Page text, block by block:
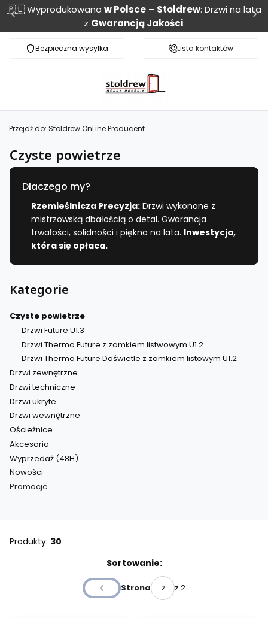
🇵🇱 Wyprodukowano w Polsce – Stoldrew: Drzwi na lata
z Gwarancją Jakości.
Bezpieczna wysyłka Monitoring przesyłki
Lista kontaktów
Przejdź do: Stoldrew OnLine Producent drzwi wewnętrznych i zewnętrznych
Czyste powietrze
Dlaczego my?
Rzemieślnicza Precyzja: Drzwi wykonane z
mistrzowską dbałością o detal. Gwarancja
trwałości, solidności i piękna na lata. Inwestycja,
która się opłaca.
Kategorie
Czyste powietrze
Drzwi Future U1.3
Drzwi Thermo Future z zamkiem listwowym U1.2
Drzwi Thermo Future Doświetle z zamkiem listowym U1.2
Drzwi zewnętrzne
Drzwi techniczne
Drzwi ukryte
Drzwi wewnętrzne
Ościeżnice
Akcesoria
Wyprzedaż (48H)
Nowości
Promocje
Produkty: 30
Sortowanie:
Poprzednie produkty
Strona z 2